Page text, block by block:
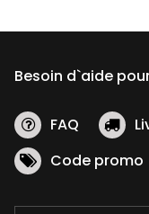
Besoin d`aide
FAQ
Code promo